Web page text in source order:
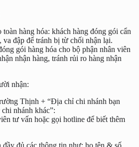
toàn hàng hóa: khách hàng đóng gói cẩn
va đập để tránh bị từ chối nhận lại.
gói hàng hóa cho bộ phận nhân viên
nhận hàng, tránh rủi ro hàng nhận
nhận:
Thịnh + “Địa chỉ chi nhánh bạn
nhánh khác”:
tư vấn hoặc gọi hotline để biết thêm
đủ các thông tin như: họ tên & số